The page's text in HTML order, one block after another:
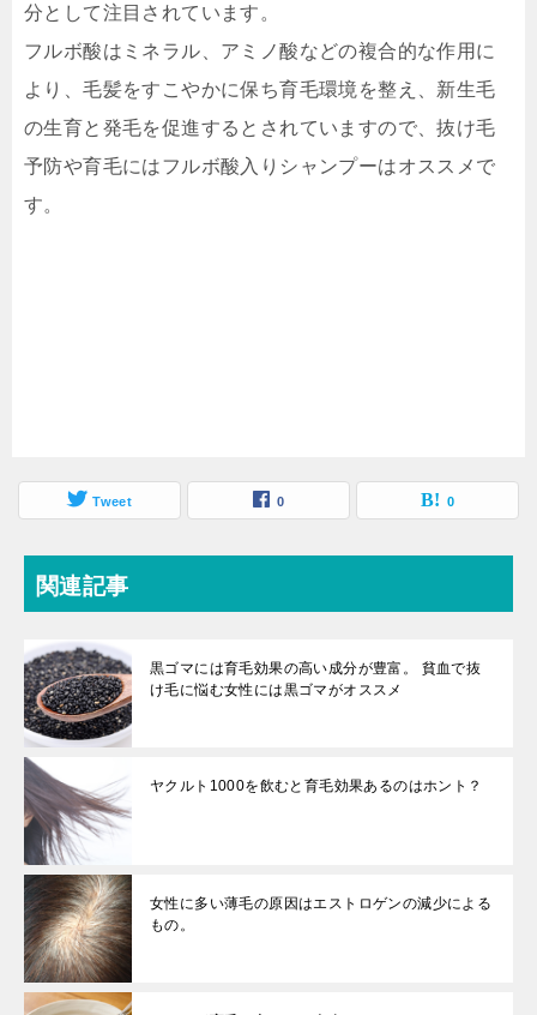
分として注目されています。
フルボ酸はミネラル、アミノ酸などの複合的な作用に
より、毛髪をすこやかに保ち育毛環境を整え、新生毛
の生育と発毛を促進するとされていますので、抜け毛
予防や育毛にはフルボ酸入りシャンプーはオススメで
す。
Tweet 0 0
関連記事
黒ゴマには育毛効果の高い成分が豊富。 貧血で抜
け毛に悩む女性には黒ゴマがオススメ
ヤクルト1000を飲むと育毛効果あるのはホント？
女性に多い薄毛の原因はエストロゲンの減少による
もの。